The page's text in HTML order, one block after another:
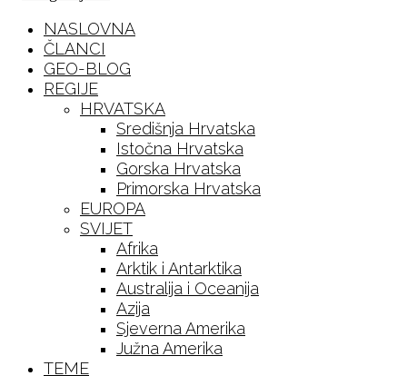
NASLOVNA
ČLANCI
GEO-BLOG
REGIJE
HRVATSKA
Središnja Hrvatska
Istočna Hrvatska
Gorska Hrvatska
Primorska Hrvatska
EUROPA
SVIJET
Afrika
Arktik i Antarktika
Australija i Oceanija
Azija
Sjeverna Amerika
Južna Amerika
TEME